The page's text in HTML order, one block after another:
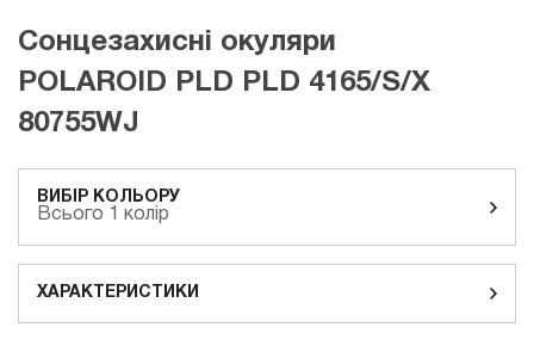
Сонцезахисні окуляри
POLAROID PLD PLD 4165/S/X
80755WJ
ВИБІР КОЛЬОРУ
Всього 1 колір
ХАРАКТЕРИСТИКИ